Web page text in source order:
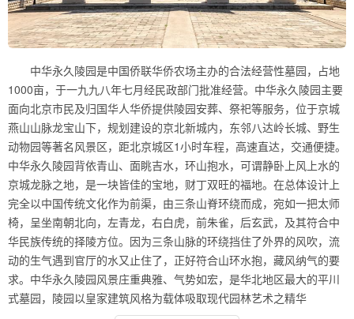
中华永久陵园是中国侨联华侨农场主办的合法经营性墓园，占地
1000亩，于一九九八年七月经民政部门批准经营。中华永久陵园主要
面向北京市民及归国华人华侨提供陵园安葬、祭祀等服务，位于京城
燕山山脉龙宝山下，规划建设的京北新城内，东邻八达岭长城、野生
动物园等著名风景区，距北京城区1小时车程，高速直达，交通便捷。
中华永久陵园背依青山、面眺吉水，环山抱水，可谓静卧上风上水的
京城龙脉之地，是一块皆佳的宝地，财丁双旺的福地。在总体设计上
完全以中国传统文化作为前渠，由三条山脊环绕而成，宛如一把太师
椅，呈坐南朝北向，左青龙，右白虎，前朱雀，后玄武，及其符合中
华民族传统的择陵方位。因为三条山脉的环绕挡住了外界的风吹，流
动的生气遇到官厅的水又止住了，正好符合山环水抱，藏风纳气的要
求。中华永久陵园风景庄重典雅、气势如宏，是华北地区最大的平川
式墓园，陵园以皇家建筑风格为载体吸取现代园林艺术之精华